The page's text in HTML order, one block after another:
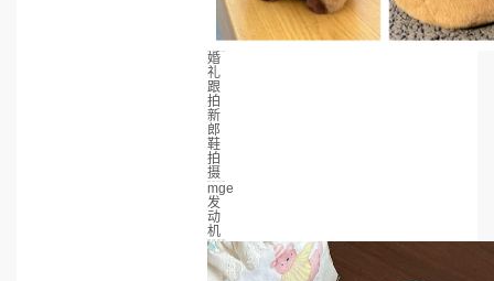
婚
礼
跟
拍
新
郎
鞋
拍
摄
mge
发
动
机